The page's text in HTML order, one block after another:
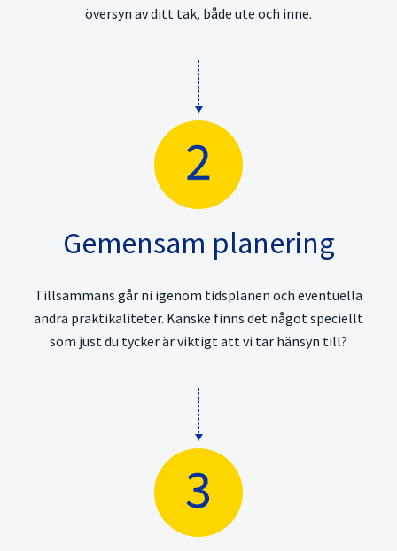
översyn av ditt tak, både ute och inne.
Gemensam planering
Tillsammans går ni igenom tidsplanen och eventuella
andra praktikaliteter. Kanske finns det något speciellt
som just du tycker är viktigt att vi tar hänsyn till?